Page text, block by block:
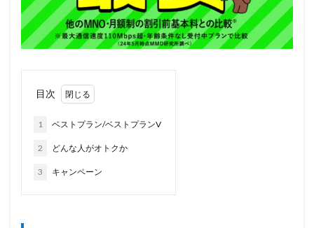
目次
1 ベストプラン/ベストプランV
2 どんな人がオトクか
3 キャンペーン